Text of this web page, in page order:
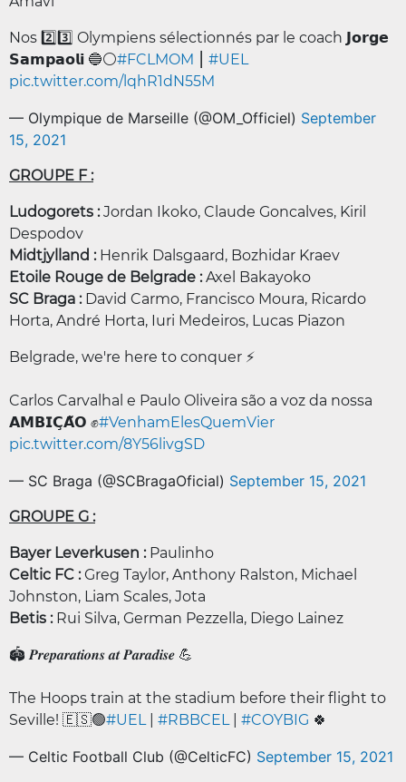
Nos 2️⃣3️⃣ Olympiens sélectionnés par le coach 𝗝𝗼𝗿𝗴𝗲
𝗦𝗮𝗺𝗽𝗮𝗼𝗹𝗶 🔵⚪️#FCLMOM
#UEL
pic.twitter.com/lqhR1dN55M
— Olympique de Marseille (@OM_Officiel) September
15, 2021
GROUPE F :
Ludogorets :Jordan Ikoko, Claude Goncalves, Kiril
Despodov
Midtjylland :Henrik Dalsgaard, Bozhidar Kraev
Etoile Rouge de Belgrade :Axel Bakayoko
SC Braga :David Carmo, Francisco Moura, Ricardo
Horta, André Horta, Iuri Medeiros, Lucas Piazon
Belgrade, we're here to conquer ⚡
Carlos Carvalhal e Paulo Oliveira são a voz da nossa
𝗔𝗠𝗕𝗜𝗖̧𝗔̃𝗢 ✊#VenhamElesQuemVier
pic.twitter.com/8Y56livgSD
— SC Braga (@SCBragaOficial) September 15, 2021
GROUPE G :
Bayer Leverkusen :Paulinho
Celtic FC :Greg Taylor, Anthony Ralston, Michael
Johnston, Liam Scales, Jota
Betis :Rui Silva, German Pezzella, Diego Lainez
🏟️ 𝑷𝒓𝒆𝒑𝒂𝒓𝒂𝒕𝒊𝒐𝒏𝒔 𝒂𝒕 𝑷𝒂𝒓𝒂𝒅𝒊𝒔𝒆 💪
The Hoops train at the stadium before their flight to
Seville! 🇪🇸🟢#UEL| #RBBCEL| #COYBIG 🍀
— Celtic Football Club (@CelticFC) September 15, 2021